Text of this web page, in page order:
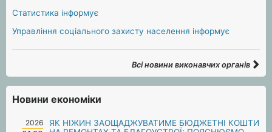
Статистика інформує
Управління соціального захисту населення інформує
Всі новини виконавчих органів
Новини економіки
2026
ЯК НІЖИН ЗАОЩАДЖУВАТИМЕ БЮДЖЕТНІ КОШТИ